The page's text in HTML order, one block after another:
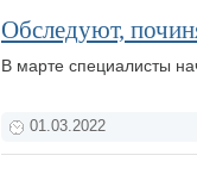
Обследуют,
В марте специалисты
01.03.2022